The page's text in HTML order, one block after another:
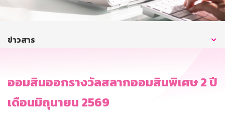
บริการออนไลน์
ข่าวสาร
ออมสินออกรางวัลสลากออมสินพิเศษ 2 ปี
เดือนมิถุนายน 2569